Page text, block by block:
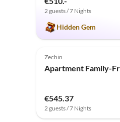
2 guests / 7 Nights
Hidden Gem
Zechin
€545.37
2 guests / 7 Nights